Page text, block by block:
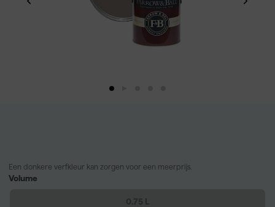
Een donkere verfkleur kan zorgen voor een meerprijs.
Volume